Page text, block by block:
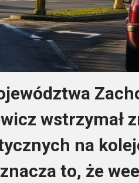
wstrzymał
na
to, że